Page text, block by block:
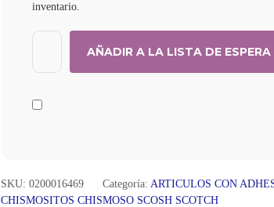
inventario.
SKU: 0200016469 Categoría: ARTICULOS CON
CHISMOSITOS CHISMOSO SCOSH SCOTCH